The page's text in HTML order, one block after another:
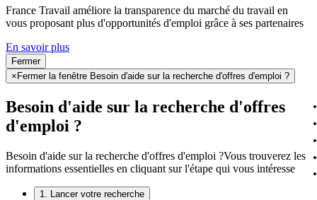
France Travail améliore la transparence du marché du travail en
vous proposant plus d'opportunités d'emploi grâce à ses partenaires
En savoir plus
Fermer
× Fermer la fenêtre Besoin d'aide sur la recherche d'offres d'emploi ?
Besoin d'aide sur la recherche d'offres
d'emploi ?
Besoin d'aide sur la recherche d'offres d'emploi ?Vous trouverez les
informations essentielles en cliquant sur l'étape qui vous intéresse
1. Lancer votre recherche